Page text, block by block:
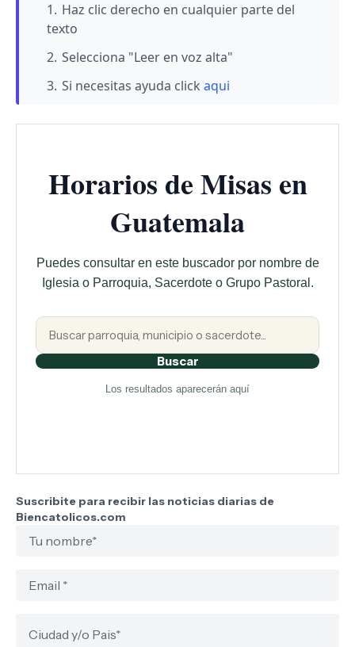
Haz clic derecho en cualquier parte del
texto
Selecciona "Leer en voz alta"
Si necesitas ayuda click aqui
Horarios de Misas en
Guatemala
Puedes consultar en este buscador por nombre de
Iglesia o Parroquia, Sacerdote o Grupo Pastoral.
Buscar
Los resultados aparecerán aquí
Suscribite para recibir las noticias diarias de
Biencatolicos.com